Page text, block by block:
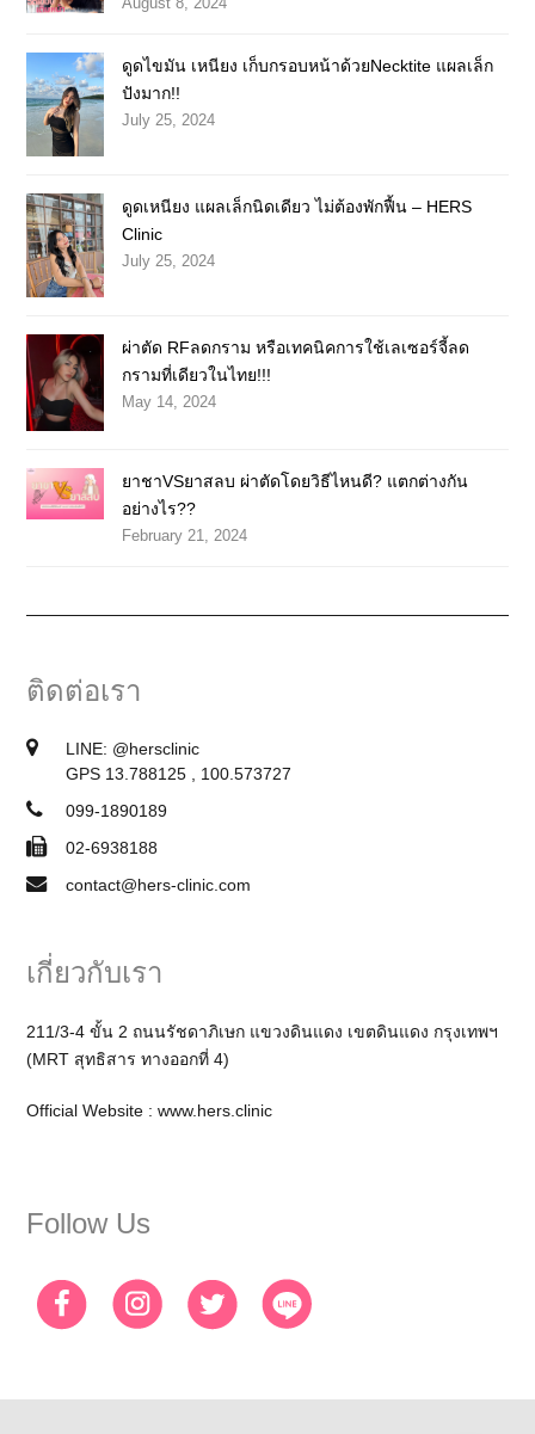
ดูดไขมัน เหนียง เก็บกรอบหน้าด้วยNecktite แผลเล็ก
ปังมาก!!
July 25, 2024
ดูดเหนียง แผลเล็กนิดเดียว ไม่ต้องพักฟื้น – HERS
Clinic
July 25, 2024
ผ่าตัด RFลดกราม หรือเทคนิคการใช้เลเซอร์จี้ลด
กรามที่เดียวในไทย!!!
May 14, 2024
ยาชาVSยาสลบ ผ่าตัดโดยวิธีไหนดี? แตกต่างกัน
อย่างไร??
February 21, 2024
ติดต่อเรา
LINE: @hersclinic
GPS 13.788125 , 100.573727
099-1890189
02-6938188
contact@hers-clinic.com
เกี่ยวกับเรา
211/3-4 ขั้น 2 ถนนรัชดาภิเษก แขวงดินแดง เขตดินแดง กรุงเทพฯ
(MRT สุทธิสาร ทางออกที่ 4)
Official Website :www.hers.clinic
Follow Us